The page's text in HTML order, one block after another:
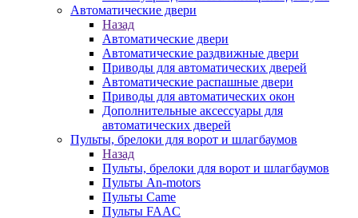
Автоматические двери
Назад
Автоматические двери
Автоматические раздвижные двери
Приводы для автоматических дверей
Автоматические распашные двери
Приводы для автоматических окон
Дополнительные аксессуары для
автоматических дверей
Пульты, брелоки для ворот и шлагбаумов
Назад
Пульты, брелоки для ворот и шлагбаумов
Пульты An-motors
Пульты Came
Пульты FAAC